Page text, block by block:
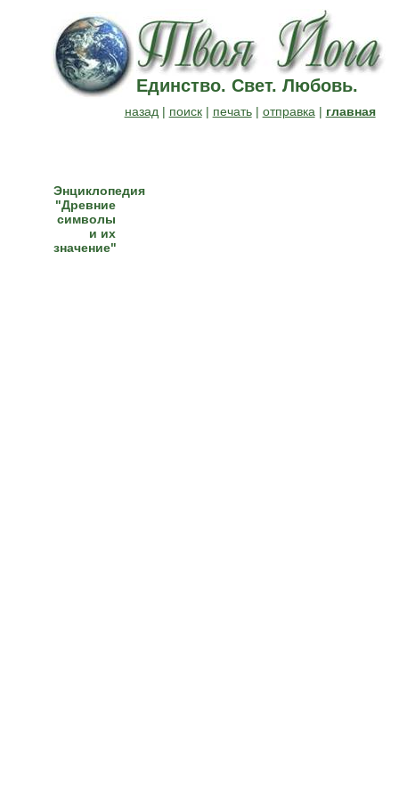
Единство. Свет. Любовь.
назад | поиск| печать| отправка | главная
Энциклопедия
"Древние
символы
и их
значение"